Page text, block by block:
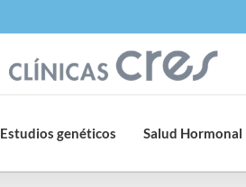
Estudios genéticos Salud Hormonal